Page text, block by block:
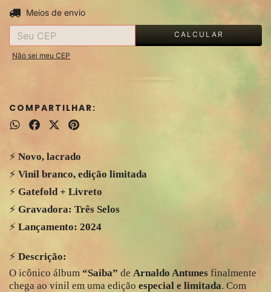
Entregas para o CEP:
Meios de envio
CALCULAR
Não sei meu CEP
COMPARTILHAR:
⚡️ Novo, lacrado
⚡️ Vinil branco, edição limitada
⚡️ Gatefold + Livreto
⚡️ Gravadora: Três Selos
⚡️ Lançamento: 2024
⚡️ Descrição:
O icônico álbum “Saiba” de Arnaldo Antunes finalmente
chega ao vinil em uma edição especial e limitada. Com